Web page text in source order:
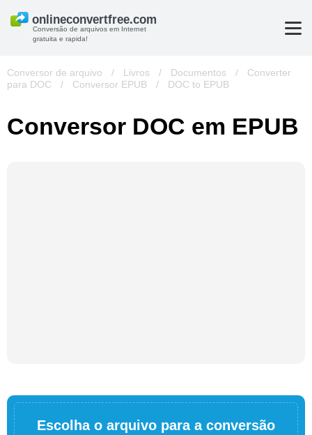
Conversão de arquivos em Internet
gratuita e rapida!
Conversor de arquivo / Livros / Documentos /
Converter
para DOC
/ Conversor EPUB / DOC to EPUB
Conversor DOC em EPUB
Escolha o arquivo para a conversão